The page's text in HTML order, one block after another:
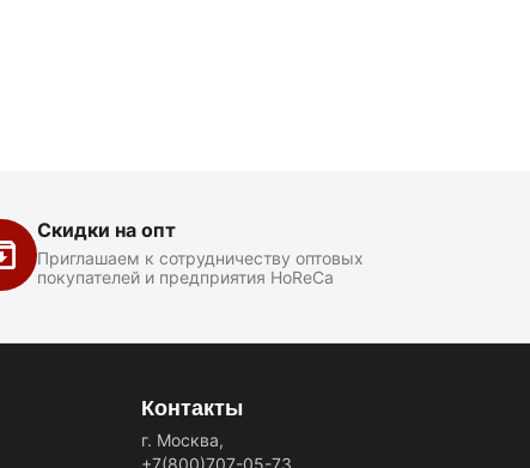
Скидки на опт
Приглашаем к сотрудничеству оптовых
покупателей и предприятия HoReCa
Контакты
г. Москва,
+7(800)707-05-73